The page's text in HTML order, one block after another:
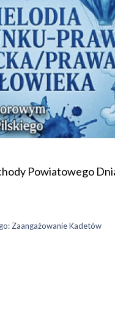
Powiatowego